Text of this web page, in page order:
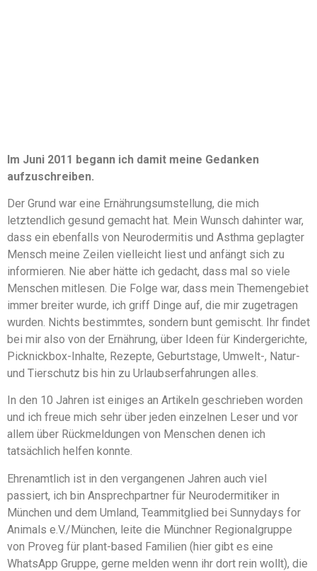
Im Juni 2011 begann ich damit meine Gedanken
aufzuschreiben.
Der Grund war eine Ernährungsumstellung, die mich
letztendlich gesund gemacht hat. Mein Wunsch dahinter war,
dass ein ebenfalls von Neurodermitis und Asthma geplagter
Mensch meine Zeilen vielleicht liest und anfängt sich zu
informieren. Nie aber hätte ich gedacht, dass mal so viele
Menschen mitlesen. Die Folge war, dass mein Themengebiet
immer breiter wurde, ich griff Dinge auf, die mir zugetragen
wurden. Nichts bestimmtes, sondern bunt gemischt. Ihr findet
bei mir also von der Ernährung, über Ideen für Kindergerichte,
Picknickbox-Inhalte, Rezepte, Geburtstage, Umwelt-, Natur-
und Tierschutz bis hin zu Urlaubserfahrungen alles.
In den 10 Jahren ist einiges an Artikeln geschrieben worden
und ich freue mich sehr über jeden einzelnen Leser und vor
allem über Rückmeldungen von Menschen denen ich
tatsächlich helfen konnte.
Ehrenamtlich ist in den vergangenen Jahren auch viel
passiert, ich bin Ansprechpartner für Neurodermitiker in
München und dem Umland, Teammitglied bei Sunnydays for
Animals e.V./München, leite die Münchner Regionalgruppe
von Proveg für plant-based Familien (hier gibt es eine
WhatsApp Gruppe, gerne melden wenn ihr dort rein wollt), die